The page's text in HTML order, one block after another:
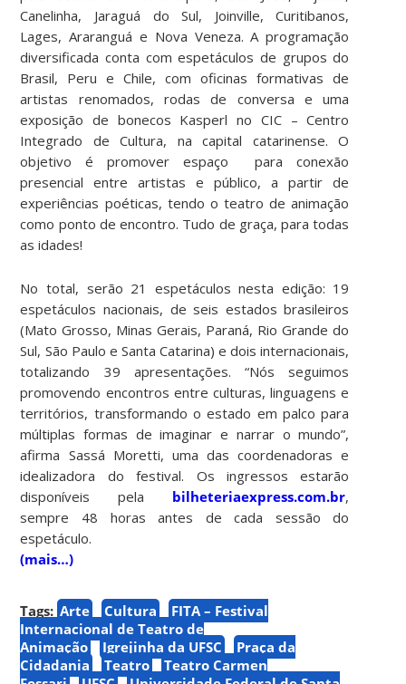
Canelinha, Jaraguá do Sul, Joinville, Curitibanos,
Lages, Araranguá e Nova Veneza. A programação
diversificada conta com espetáculos de grupos do
Brasil, Peru e Chile, com oficinas formativas de
artistas renomados, rodas de conversa e uma
exposição de bonecos Kasperl no CIC – Centro
Integrado de Cultura, na capital catarinense. O
objetivo é promover espaço para conexão
presencial entre artistas e público, a partir de
experiências poéticas, tendo o teatro de animação
como ponto de encontro. Tudo de graça, para todas
as idades!
No total, serão 21 espetáculos nesta edição: 19
espetáculos nacionais, de seis estados brasileiros
(Mato Grosso, Minas Gerais, Paraná, Rio Grande do
Sul, São Paulo e Santa Catarina) e dois internacionais,
totalizando 39 apresentações. “Nós seguimos
promovendo encontros entre culturas, linguagens e
territórios, transformando o estado em palco para
múltiplas formas de imaginar e narrar o mundo”,
afirma Sassá Moretti, uma das coordenadoras e
idealizadora do festival. Os ingressos estarão
disponíveis pela bilheteriaexpress.com.br,
sempre 48 horas antes de cada sessão do
espetáculo.
(mais…)
Tags: Arte Cultura
FITA – Festival
Internacional de Teatro de
Animação
Igrejinha da UFSC
Praça da
Cidadania
Teatro
Teatro Carmen